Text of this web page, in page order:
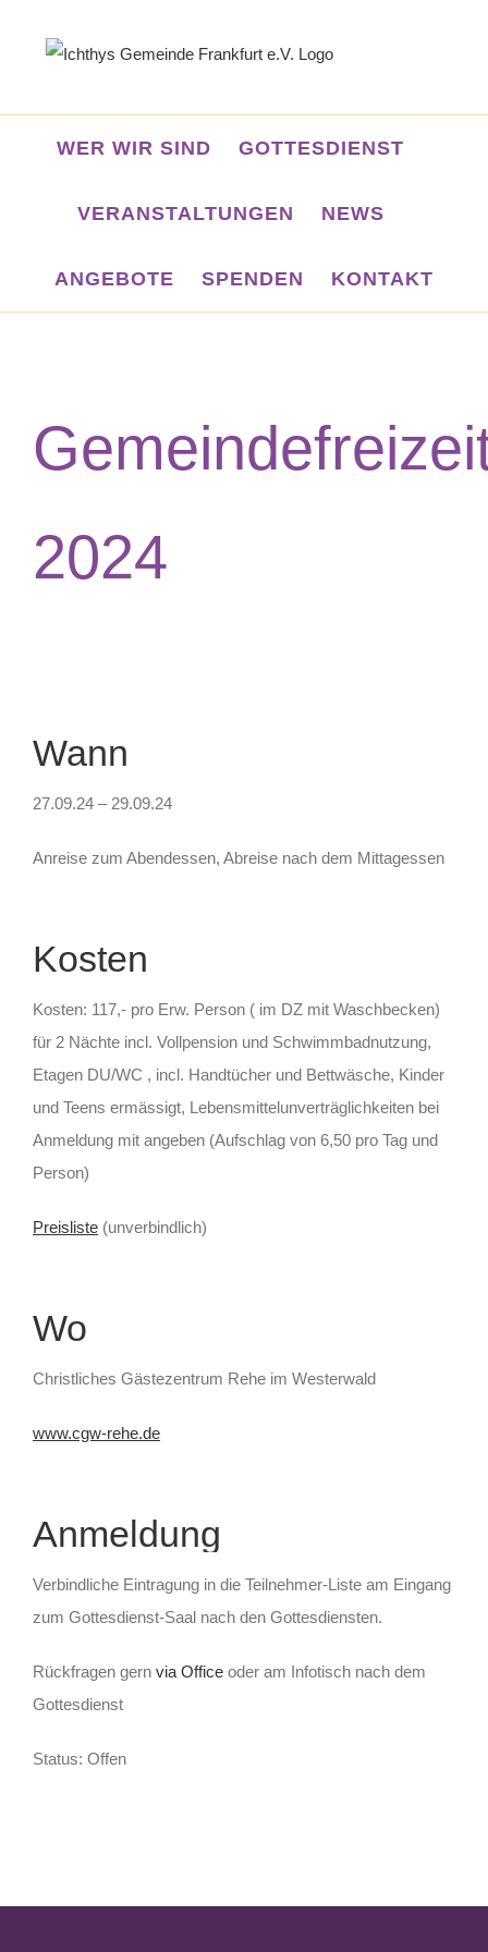
WER WIR SIND GOTTESDIENST
VERANSTALTUNGEN NEWS
ANGEBOTE SPENDEN KONTAKT
2024
Wann
27.09.24 – 29.09.24
Anreise zum Abendessen, Abreise nach dem Mittagessen
Kosten
Kosten: 117,- pro Erw. Person ( im DZ mit Waschbecken)
für 2 Nächte incl. Vollpension und Schwimmbadnutzung,
Etagen DU/WC , incl. Handtücher und Bettwäsche, Kinder
und Teens ermässigt, Lebensmittelunverträglichkeiten bei
Anmeldung mit angeben (Aufschlag von 6,50 pro Tag und
Person)
Preisliste(unverbindlich)
Wo
Christliches Gästezentrum Rehe im Westerwald
www.cgw-rehe.de
Anmeldung
Verbindliche Eintragung in die Teilnehmer-Liste am Eingang
zum Gottesdienst-Saal nach den Gottesdiensten.
Rückfragen gern via Officeoder am Infotisch nach dem
Gottesdienst
Status: Offen